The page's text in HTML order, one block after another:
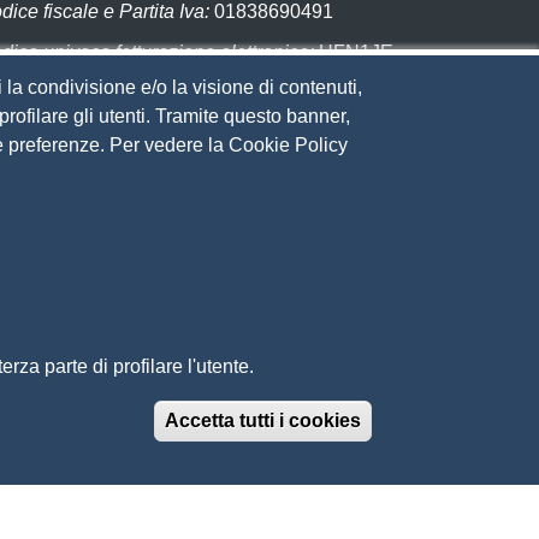
fiscale e Partita Iva: 01838690491
univoco fatturazione elettronica:UFN1JE
con PagoPA
di accessibilità
accessibilità
tematici: Maremma e Tirreno Itinerari
condivisione e/o la visione di contenuti,
gli utenti. Tramite questo banner,
Per vedere la Cookie Policy
parte di profilare l'utente.
Accetta tutti i cookies